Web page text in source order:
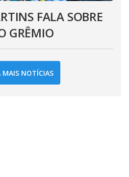
FALA SOBRE
GRÊMIO
MAIS NOTÍCIAS